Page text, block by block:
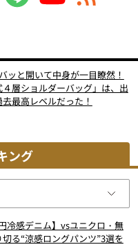
ッと開いて中身が一目瞭然！
層ショルダーバッグ」は、出
最高レベルだった！
ング
冷感デニム】vsユニクロ・無
る“涼感ロングパンツ”3選を